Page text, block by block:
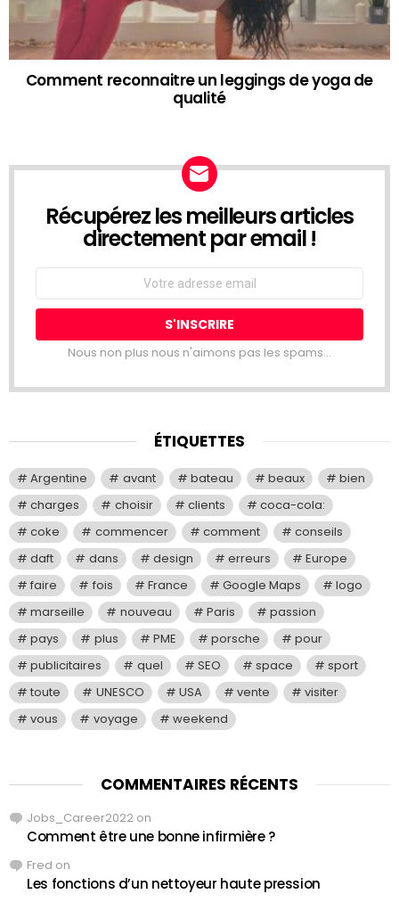
Comment reconnaitre un leggings de yoga de
qualité
NEWSLETTER
Récupérez les meilleurs articles
directement par email !
Email
Nous non plus nous n'aimons pas les spams...
ÉTIQUETTES
Argentine avant bateau beaux
bien
charges
choisir clients
coca-cola:
coke
commencer comment
conseils
daft
dans design erreurs
Europe
faire
fois France Google Maps
logo
marseille
nouveau Paris
passion
pays
plus PME porsche
pour
publicitaires
quel SEO space
sport
toute
UNESCO USA vente
visiter
vous
voyage weekend
COMMENTAIRES RÉCENTS
Jobs_Career2022 on
Comment être une bonne infirmière ?
Fred on
Les fonctions d’un nettoyeur haute pression